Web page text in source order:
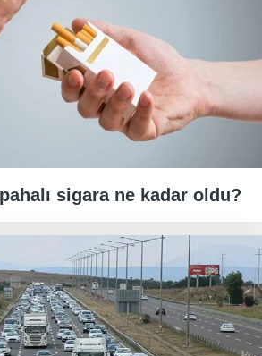
sigara ne kadar oldu?